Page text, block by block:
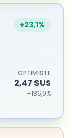
+23,1%
OPTIMISTE
2,47 $US
+136,9%